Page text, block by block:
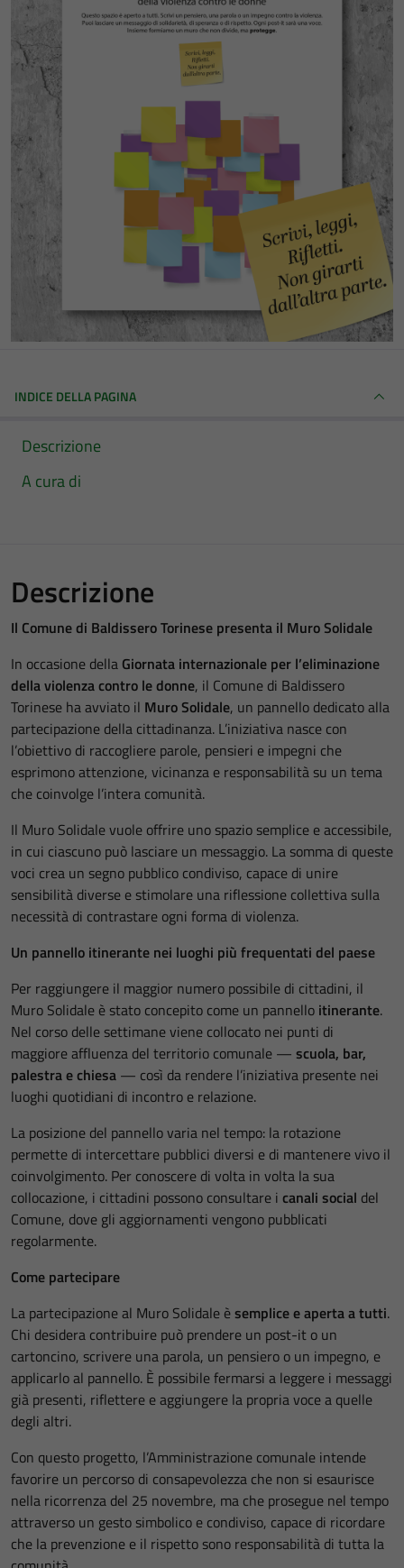
INDICE DELLA PAGINA
Descrizione
A cura di
Descrizione
Il Comune di Baldissero Torinese presenta il Muro Solidale
In occasione della Giornata internazionale per l’eliminazione
della violenza contro le donne, il Comune di Baldissero
Torinese ha avviato il Muro Solidale, un pannello dedicato alla
partecipazione della cittadinanza. L’iniziativa nasce con
l’obiettivo di raccogliere parole, pensieri e impegni che
esprimono attenzione, vicinanza e responsabilità su un tema
che coinvolge l’intera comunità.
Il Muro Solidale vuole offrire uno spazio semplice e accessibile,
in cui ciascuno può lasciare un messaggio. La somma di queste
voci crea un segno pubblico condiviso, capace di unire
sensibilità diverse e stimolare una riflessione collettiva sulla
necessità di contrastare ogni forma di violenza.
Un pannello itinerante nei luoghi più frequentati del paese
Per raggiungere il maggior numero possibile di cittadini, il
Muro Solidale è stato concepito come un pannello itinerante.
Nel corso delle settimane viene collocato nei punti di
maggiore affluenza del territorio comunale — scuola, bar,
palestra e chiesa — così da rendere l’iniziativa presente nei
luoghi quotidiani di incontro e relazione.
La posizione del pannello varia nel tempo: la rotazione
permette di intercettare pubblici diversi e di mantenere vivo il
coinvolgimento. Per conoscere di volta in volta la sua
collocazione, i cittadini possono consultare i canali social del
Comune, dove gli aggiornamenti vengono pubblicati
regolarmente.
Come partecipare
La partecipazione al Muro Solidale èsemplice e aperta a tutti.
Chi desidera contribuire può prendere un post-it o un
cartoncino, scrivere una parola, un pensiero o un impegno, e
applicarlo al pannello. È possibile fermarsi a leggere i messaggi
già presenti, riflettere e aggiungere la propria voce a quelle
degli altri.
Con questo progetto, l’Amministrazione comunale intende
favorire un percorso di consapevolezza che non si esaurisce
nella ricorrenza del 25 novembre, ma che prosegue nel tempo
attraverso un gesto simbolico e condiviso, capace di ricordare
che la prevenzione e il rispetto sono responsabilità di tutta la